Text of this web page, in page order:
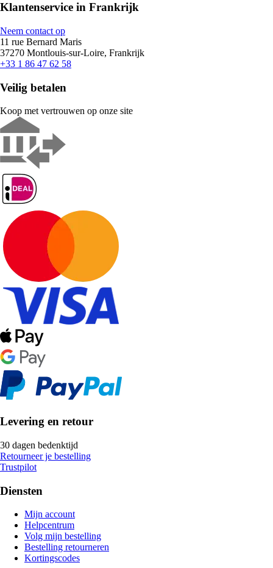
Klantenservice in Frankrijk
Neem contact op
11 rue Bernard Maris
37270 Montlouis-sur-Loire, Frankrijk
+33 1 86 47 62 58
Veilig betalen
Koop met vertrouwen op onze site
Levering en retour
30 dagen bedenktijd
Retourneer je bestelling
Trustpilot
Diensten
Mijn account
Helpcentrum
Volg mijn bestelling
Bestelling retourneren
Kortingscodes